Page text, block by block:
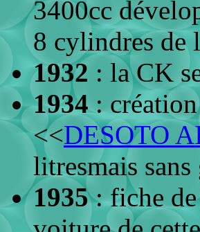
3400cc
8 cylindres de
1932 : la CK
1934:
<<DESOTO
litresmais sans
1935: fiche